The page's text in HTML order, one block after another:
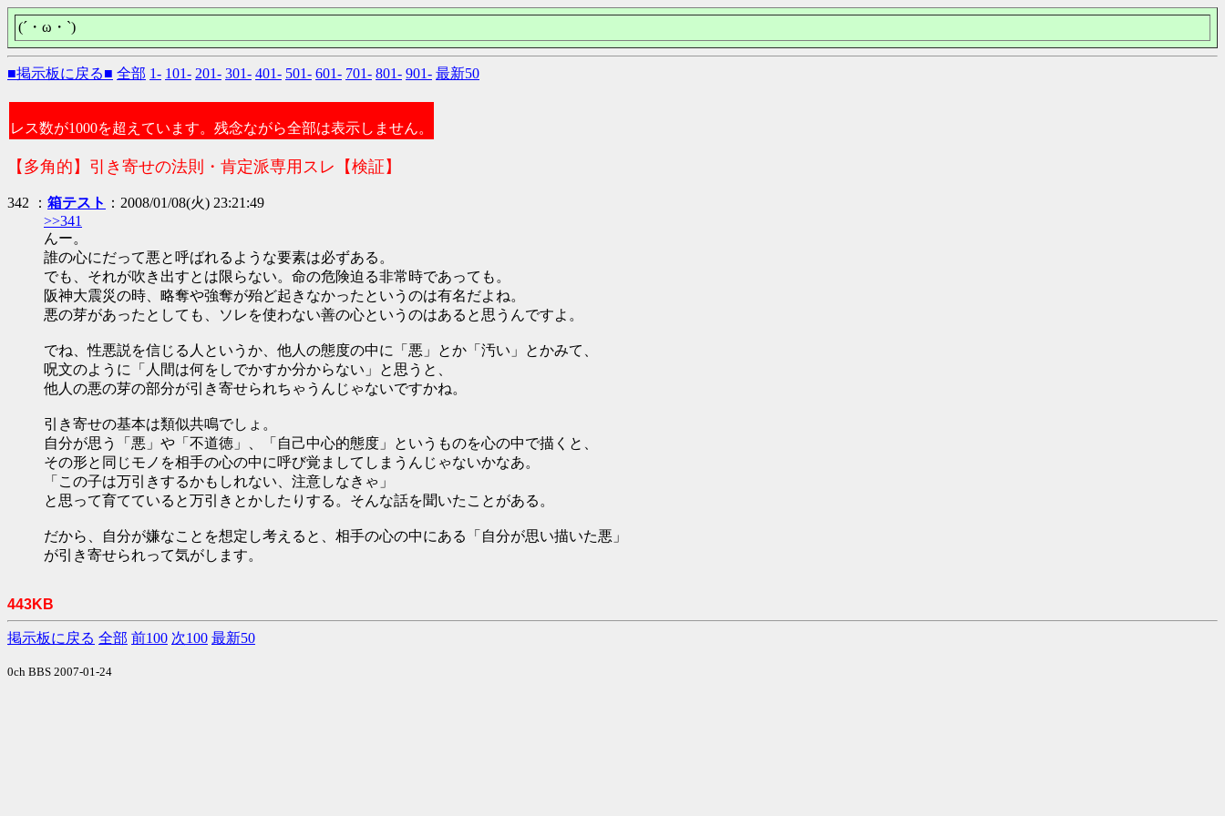
(´・ω・`)
■掲示板に戻る■ 全部 1- 101- 201- 301- 401- 501- 601- 701- 801- 901- 最新50
レス数が1000を超えています。残念ながら全部は表示しません。
【多角的】引き寄せの法則・肯定派専用スレ【検証】
342 ： 箱テスト ：2008/01/08(火) 23:21:49
>>341
んー。
誰の心にだって悪と呼ばれるような要素は必ずある。
でも、それが吹き出すとは限らない。命の危険迫る非常時であっても。
阪神大震災の時、略奪や強奪が殆ど起きなかったというのは有名だよね。
悪の芽があったとしても、ソレを使わない善の心というのはあると思うんですよ。
でね、性悪説を信じる人というか、他人の態度の中に「悪」とか「汚い」とかみて、
呪文のように「人間は何をしでかすか分からない」と思うと、
他人の悪の芽の部分が引き寄せられちゃうんじゃないですかね。
引き寄せの基本は類似共鳴でしょ。
自分が思う「悪」や「不道徳」、「自己中心的態度」というものを心の中で描くと、
その形と同じモノを相手の心の中に呼び覚ましてしまうんじゃないかなあ。
「この子は万引きするかもしれない、注意しなきゃ」
と思って育てていると万引きとかしたりする。そんな話を聞いたことがある。
だから、自分が嫌なことを想定し考えると、相手の心の中にある「自分が思い描いた悪」
が引き寄せられって気がします。
443KB
掲示板に戻る 全部 前100 次100 最新50
0ch BBS 2007-01-24